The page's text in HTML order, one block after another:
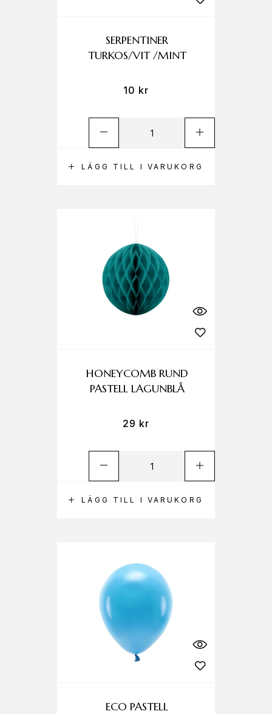
LÄGG TILL I VARUKORG
SERPENTINER
TURKOS/VIT /MINT
10 kr
LÄGG TILL I VARUKORG
HONEYCOMB RUND
PASTELL LAGUNBLÅ
29 kr
ECO PASTELL